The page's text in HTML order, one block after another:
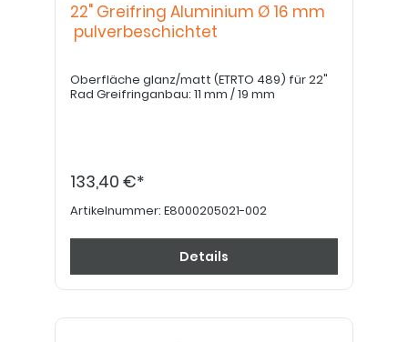
22" Greifring Aluminium Ø 16 mm
pulverbeschichtet
Oberfläche glanz/matt (ETRTO 489) für 22"
Rad Greifringanbau: 11 mm / 19 mm
133,40 €*
Artikelnummer: E8000205021-002
Details